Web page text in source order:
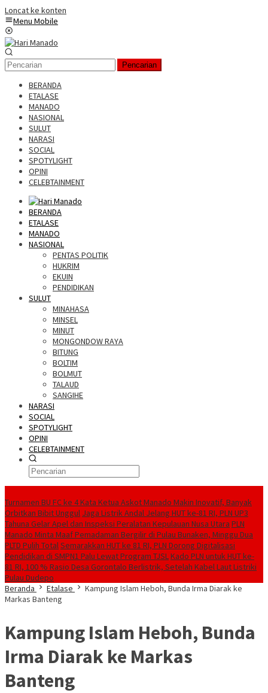
Loncat ke konten
Menu Mobile
Pencarian
BERANDA
ETALASE
MANADO
NASIONAL
SULUT
NARASI
SOCIAL
SPOTYLIGHT
OPINI
CELEBTAINMENT
BERANDA
ETALASE
MANADO
NASIONAL
PENTAS POLITIK
HUKRIM
EKUIN
PENDIDIKAN
SULUT
MINAHASA
MINSEL
MINUT
MONGONDOW RAYA
BITUNG
BOLTIM
BOLMUT
TALAUD
SANGIHE
NARASI
SOCIAL
SPOTYLIGHT
OPINI
CELEBTAINMENT
Turnamen BU FC ke 4 Kata Ketua Askot Manado Makin Inovatif, Banyak
Orbitkan Bibit Unggul Jaga Listrik Andal Jelang HUT ke-81 RI, PLN UP3
Tahuna Gelar Apel dan Inspeksi Peralatan Kepulauan Nusa Utara PLN
Manado Minta Maaf Pemadaman Bergilir di Pulau Bunaken, Minggu Dua
PLTD Pulih TotalSemarakkan HUT ke 81 RI, PLN Dorong Digitalisasi
Pendidikan di SMPN1 Palu Lewat Program TJSLKado PLN untuk HUT ke-
81 RI, 100 % Rasio Desa Gorontalo Berlistrik, Setelah Kabel Laut Listriki
Pulau Dudepo
Beranda
Etalase
Kampung Islam Heboh, Bunda Irma Diarak ke
Markas Banteng
Kampung Islam Heboh, Bunda
Irma Diarak ke Markas
Banteng